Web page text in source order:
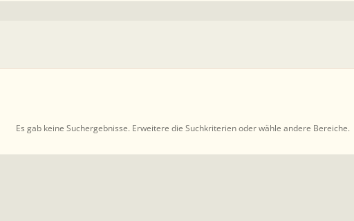
Es gab keine Suchergebnisse. Erweitere die Suchkriterien oder wähle andere Bereiche.